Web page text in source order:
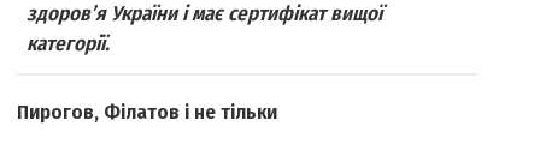
здоров’я України і має сертифікат вищої
категорії.
Пирогов, Філатов і не тільки